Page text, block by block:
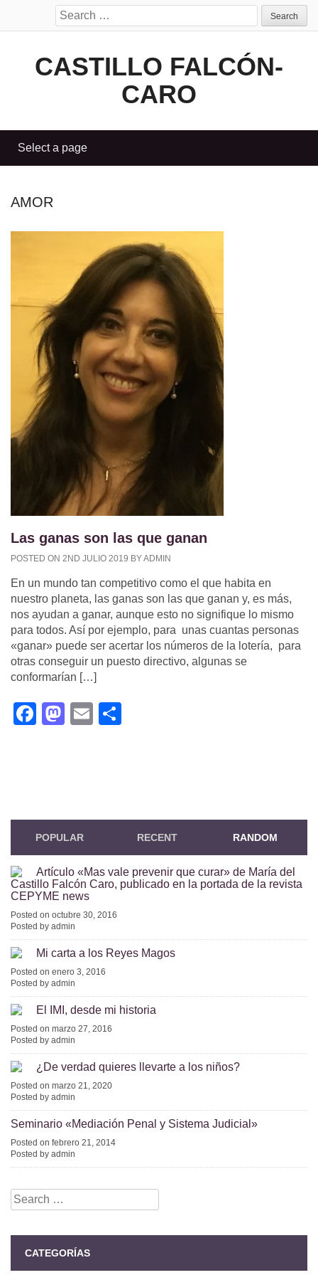
Search
for:
CASTILLO FALCÓN-
CARO
AMOR
Las ganas son las que ganan
POSTED ON 2ND JULIO 2019 BY ADMIN
En un mundo tan competitivo como el que habita en
nuestro planeta, las ganas son las que ganan y, es más,
nos ayudan a ganar, aunque esto no signifique lo mismo
para todos. Así por ejemplo, para unas cuantas personas
«ganar» puede ser acertar los números de la lotería, para
otras conseguir un puesto directivo, algunas se
conformarían […]
Facebook
Mastodon
Email
POPULAR RECENT RANDOM
Artículo «Mas vale prevenir que curar» de María del
Castillo Falcón Caro, publicado en la portada de la revista
CEPYME news
Posted on octubre 30, 2016
Posted by admin
Mi carta a los Reyes Magos
Posted on enero 3, 2016
Posted by admin
El IMI, desde mi historia
Posted on marzo 27, 2016
Posted by admin
¿De verdad quieres llevarte a los niños?
Posted on marzo 21, 2020
Posted by admin
Seminario «Mediación Penal y Sistema Judicial»
Posted on febrero 21, 2014
Posted by admin
Search
for:
CATEGORÍAS